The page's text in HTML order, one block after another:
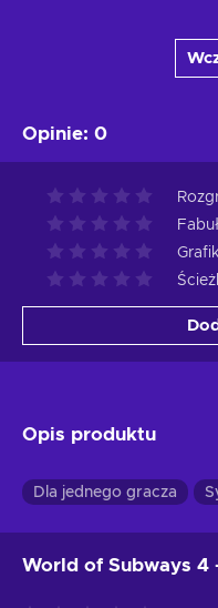
Opinie: 0
Opis produktu
Dla jednego gracza
World of Subways 4